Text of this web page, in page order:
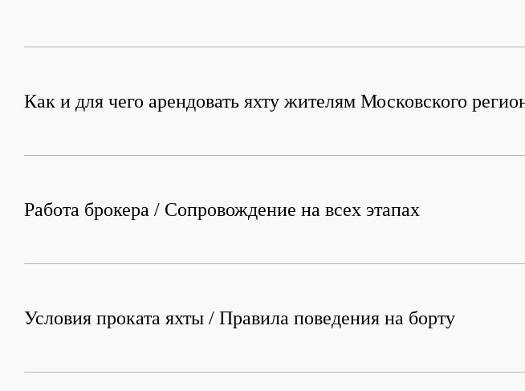
Как и для чего арендовать яхту жителям Московского
Работа брокера / Сопровождение на всех этапах
Условия проката яхты / Правила поведения на борту